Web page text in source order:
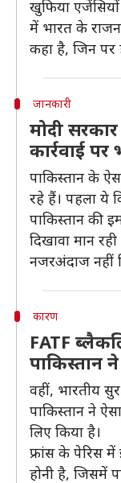
खुफिया
में भारत के
कहा है, जिन पर
जानकारी
मोदी
कार्रवाई पर
पाकिस्तान के
रहे हैं। पहला ये
पाकिस्तान की
दिखावा मान
नजरअंदाज नहीं
कारण
FATF
पाकिस्तान
वहीं, भारतीय
पाकिस्तान ने
लिए किया है।
फ्रांस के पेरिस
होनी है, जिसमें